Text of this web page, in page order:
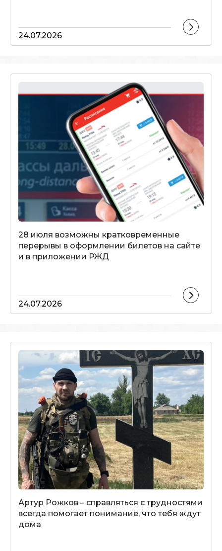
24.07.2026
28 июля возможны кратковременные
перерывы в оформлении билетов на сайте
и в приложении РЖД
24.07.2026
Артур Рожков – справляться с трудностями
всегда помогает понимание, что тебя ждут
дома